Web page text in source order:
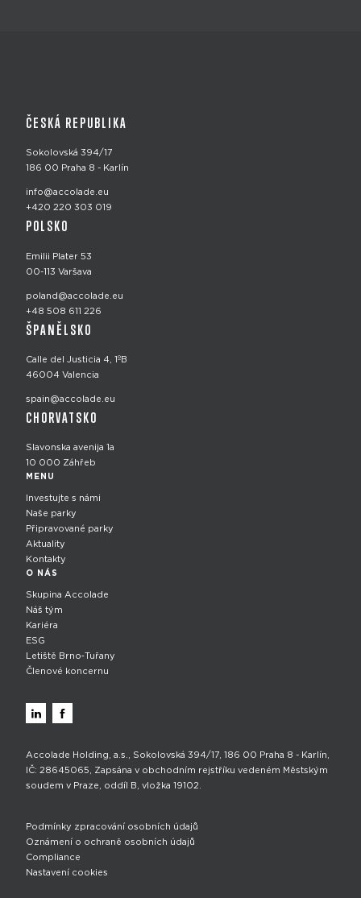
ČESKÁ REPUBLIKA
Sokolovská 394/17
186 00 Praha 8 - Karlín
info@accolade.eu
+420 220 303 019
POLSKO
Emilii Plater 53
00-113 Varšava
poland@accolade.eu
+48 508 611 226
ŠPANĚLSKO
Calle del Justicia 4, 1ºB
46004 Valencia
spain@accolade.eu
CHORVATSKO
Slavonska avenija 1a
10 000 Záhřeb
MENU
Investujte s námi
Naše parky
Připravované parky
Aktuality
Kontakty
O NÁS
Skupina Accolade
Náš tým
Kariéra
ESG
Letiště Brno‑Tuřany
Členové koncernu
Accolade Holding, a.s., Sokolovská 394/17, 186 00 Praha 8 - Karlín,
IČ: 28645065, Zapsána v obchodním rejstříku vedeném Městským
soudem v Praze, oddíl B, vložka 19102.
Podmínky zpracování osobních údajů
Oznámení o ochraně osobních údajů
Compliance
Nastavení cookies